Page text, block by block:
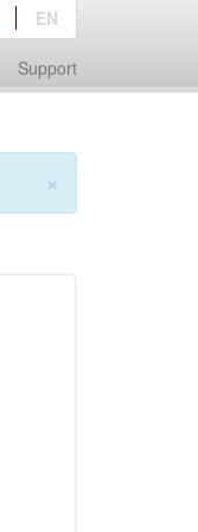
Support
EN
×